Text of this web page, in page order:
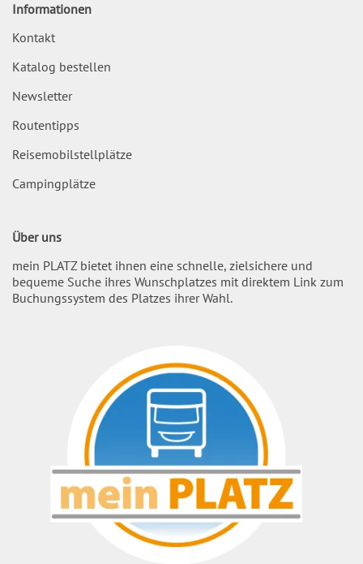
Informationen
Kontakt
Katalog bestellen
Newsletter
Routentipps
Reisemobilstellplätze
Campingplätze
Über uns
mein PLATZ bietet ihnen eine schnelle, zielsichere und
bequeme Suche ihres Wunschplatzes mit direktem Link zum
Buchungssystem des Platzes ihrer Wahl.